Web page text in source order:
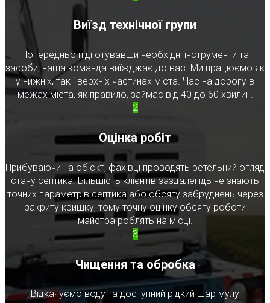
Виїзд технічної групи
Попередньо підготувавши необхідні інструменти та
засоби, наша команда виїжджає до вас. Ми працюємо як
у нижніх, так і верхніх частинах міста. Час на дорогу в
межах міста, як правило, займає від 40 до 60 хвилин.
2
Оцінка робіт
Прибуваючи на об'єкт, фахівці проводять ретельний огляд
стану септика. Більшість клієнтів заздалегідь не знають
точних параметрів септика або обсягу забруднень через
закриту кришку, тому точну оцінку обсягу роботи
майстра роблять на місці.
3
Чищення та обробка
Відкачуємо воду та доступний рідкий шар мулу